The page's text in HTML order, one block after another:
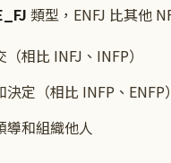
類型，ENFJ 比其他
相比 INFJ、INFP）
定（相比 INFP、ENFP）
導和組織他人